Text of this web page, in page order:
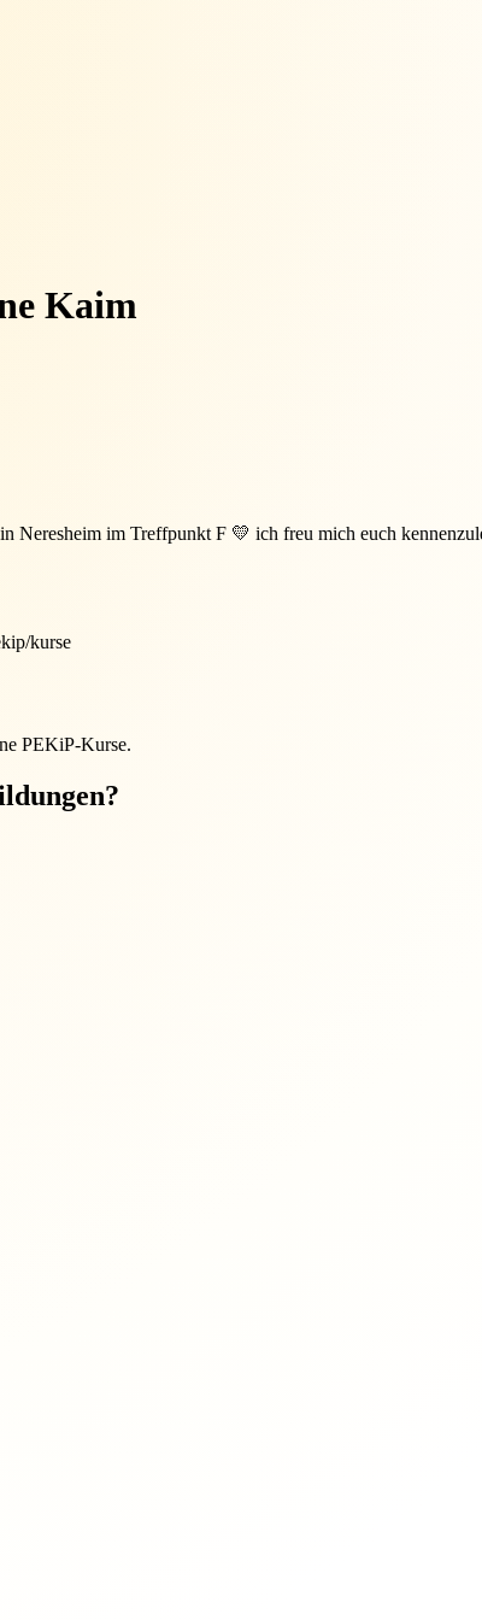
Kaim
im Treffpunkt F 💛 ich freu mich euch
kurse
PEKiP-Kurse.